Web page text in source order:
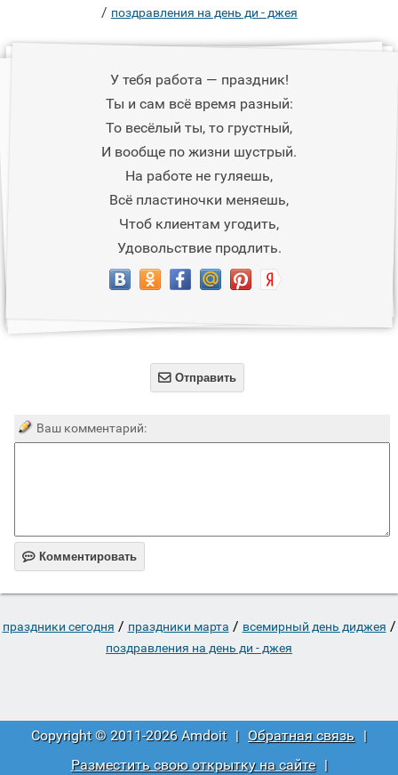
/ поздравления на день ди - джея
У тебя работа — праздник!
Ты и сам всё время разный:
То весёлый ты, то грустный,
И вообще по жизни шустрый.
На работе не гуляешь,
Всё пластиночки меняешь,
Чтоб клиентам угодить,
Удовольствие продлить.
 Отправить
Ваш комментарий:
 Комментировать
праздники сегодня / праздники марта / всемирный день диджея /
поздравления на день ди - джея
Copyright © 2011-2026 Amdoit | Обратная связь |
Разместить свою открытку на сайте
|